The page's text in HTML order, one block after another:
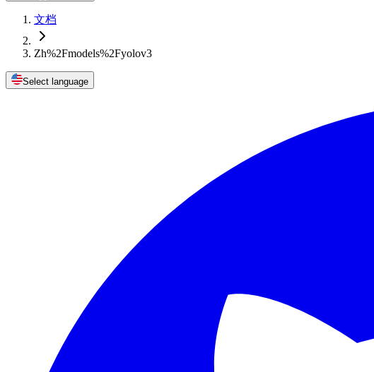
文档
Zh%2Fmodels%2Fyolov3
Select language